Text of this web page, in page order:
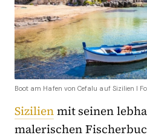
Boot am Hafen von Cefalu auf Sizilien I
Sizilienmit seinen
malerischen